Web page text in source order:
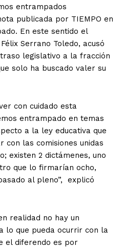
entrampados
publicada por TIEMPO en
En este sentido el
Serrano Toledo, acusó
legislativo a la fracción
solo ha buscado valer su
con cuidado esta
entrampado en temas
a la ley educativa que
con las comisiones unidas
existen 2 dictámenes, uno
que lo firmarían ocho,
al pleno”, explicó
realidad no hay un
lo que pueda ocurrir con la
el diferendo es por